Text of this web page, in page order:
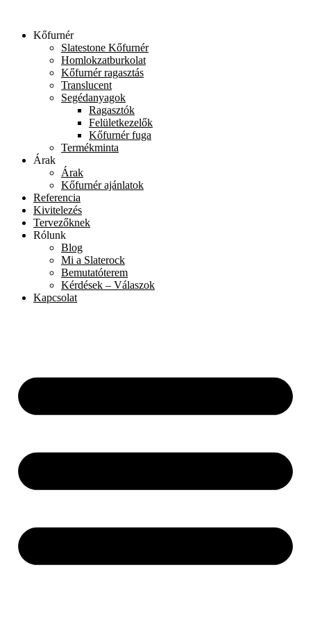
tartalomhoz
Kőfurnér
Slatestone Kőfurnér
Homlokzatburkolat
Kőfurnér ragasztás
Translucent
Segédanyagok
Ragasztók
Felületkezelők
Kőfurnér fuga
Termékminta
Árak
Árak
Kőfurnér ajánlatok
Referencia
Kivitelezés
Tervezőknek
Rólunk
Blog
Mi a Slaterock
Bemutatóterem
Kérdések – Válaszok
Kapcsolat